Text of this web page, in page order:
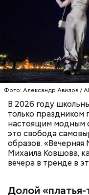
Фото: Александр Авилов /
В 2026 году
только праздником
настоящим модным
это свобода
образов. «Вечерняя
Михаила Ковшова,
вечера в тренде в
Долой
Курица с